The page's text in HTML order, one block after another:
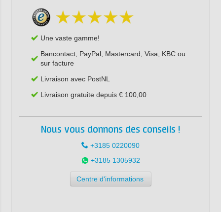
Une vaste gamme!
Bancontact, PayPal, Mastercard, Visa, KBC ou
sur facture
Livraison avec PostNL
Livraison gratuite depuis € 100,00
Nous vous donnons des conseils !
+3185 0220090
+3185 1305932
Centre d'informations